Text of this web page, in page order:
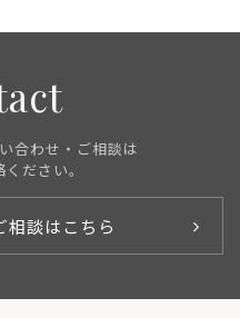
合わせ・ご相談は
ださい。
相談はこちら